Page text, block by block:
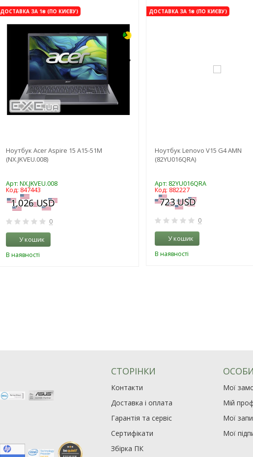
ДОСТАВКА ЗА 1₴ (ПО КИЄВУ)
Ноутбук Acer Aspire 15 A15-51M
(NX.JKVEU.008)
Арт: NX.JKVEU.008
Код: 847443
0
У кошик
В наявності
ДОСТАВКА ЗА 1₴ (ПО КИЄВУ)
Ноутбук Lenovo V15 G4 AMN
(82YU016QRA)
Арт: 82YU016QRA
Код: 882227
0
У кошик
В наявності
СТОРІНКИ
Контакти
Доставка і оплата
Гарантія та сервіс
Сертифікати
Збірка ПК
Мої
Мій
Мої
Мої